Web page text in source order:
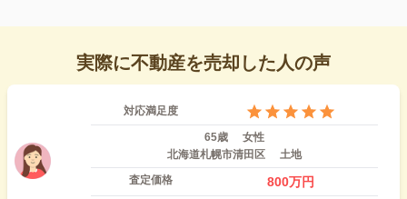
実際に不動産を売却した人の声
対応満足度
65歳
女性
北海道札幌市清田区
土地
査定価格
800万円